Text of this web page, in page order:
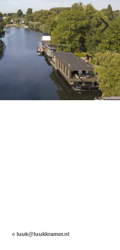
e luuk@luukkramer.nl